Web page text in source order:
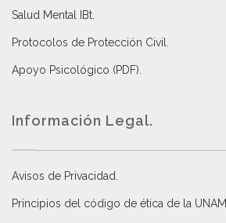
Salud Mental IBt
Protocolos de Protección Civil
Apoyo Psicológico (PDF)
Información Legal.
Avisos de Privacidad
Principios del código de ética de la UNAM